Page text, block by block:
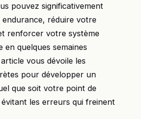
pouvez significativement
réduire votre
renforcer votre système
en quelques semaines
vous dévoile les
pour développer un
que soit votre point de
les erreurs qui freinent